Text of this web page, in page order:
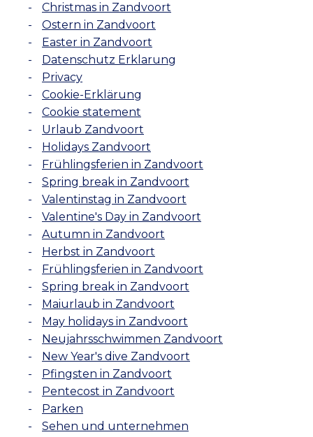
Christmas in Zandvoort
Ostern in Zandvoort
Easter in Zandvoort
Datenschutz Erklarung
Privacy
Cookie-Erklärung
Cookie statement
Urlaub Zandvoort
Holidays Zandvoort
Frühlingsferien in Zandvoort
Spring break in Zandvoort
Valentinstag in Zandvoort
Valentine's Day in Zandvoort
Autumn in Zandvoort
Herbst in Zandvoort
Frühlingsferien in Zandvoort
Spring break in Zandvoort
Maiurlaub in Zandvoort
May holidays in Zandvoort
Neujahrsschwimmen Zandvoort
New Year's dive Zandvoort
Pfingsten in Zandvoort
Pentecost in Zandvoort
Parken
Sehen und unternehmen